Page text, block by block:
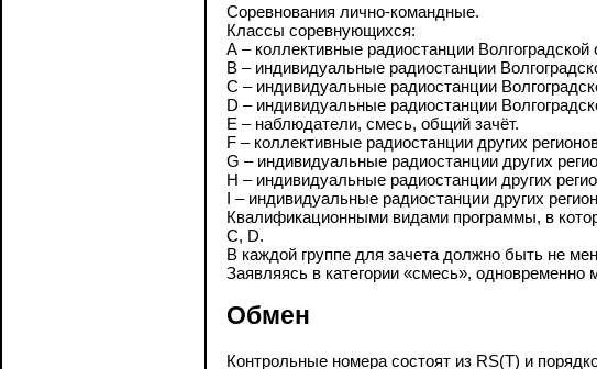
Соревнования лично-командные.
Классы соревнующихся:
А – коллективные радиостанции
В – индивидуальные радиостанции
С – индивидуальные радиостанции
D – индивидуальные радиостанции
Е – наблюдатели, смесь, общий зачёт.
F – коллективные радиостанции других
G – индивидуальные радиостанции других
H – индивидуальные радиостанции других
I – индивидуальные радиостанции других
Квалификационными видами программы, в
С, D.
В каждой группе для зачета должно быть не
Заявляясь в категории «смесь»,
Обмен
Контрольные номера состоят из RS(T) и